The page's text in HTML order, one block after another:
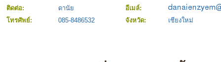
ติดต่อ: ดานัย
อีเมล์:
โทรศัพย์:
085-8486532 จังหวัด: เชียงใหม่